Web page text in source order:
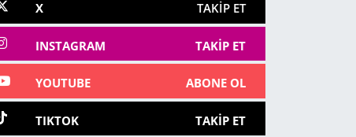
X TAKIP ET
INSTAGRAM TAKIP ET
YOUTUBE ABONE OL
TIKTOK TAKIP ET